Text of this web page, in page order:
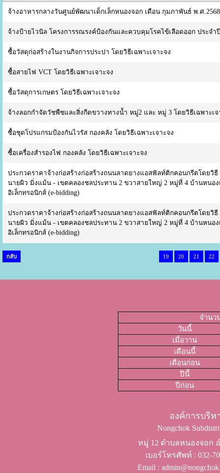
จ้างอาหารกลางวันศูนย์พัฒนาเด็กเล็กหนองจอก เดือน กุมภาพันธ์ พ.ศ.2568
จ้างป้ายไวนิล โครงการรณรงค์ป้องกันและควบคุมโรคไข้เลือดออก ประจำ
ซื้อวัสดุก่อสร้างในงานกิจการประปา โดยวิธีเฉพาะเจาะจง
ซื้อสายไฟ VCT โดยวิธีเฉพาะเจาะจง
ซื้อวัสดุการเกษตร โดยวิธีเฉพาะเจาะจง
จ้างลอกกำจัดวัชพืชและสิ่งกีดขวางทางน้ำ หมู่2 และ หมู่ 3 โดยวิธีเฉพาะเจ
ซื้อชุดโปรแกรมป้องกันไวรัส กองคลัง โดยวิธีเฉพาะเจาะจง
ซื้อเครื่องสำรองไฟ กองคลัง โดยวิธีเฉพาะเจาะจง
ประกวดราคาจ้างก่อสร้างก่อสร้างถนนลาดยางแอสฟัลท์ติกคอนกรีตโดยวิธี
นายผิว มิ่งแม้น - เขตคลองชลประทาน 2 ขวาสายใหญ่ 2 หมู่ที่ 4 บ้านหนอ
อิเล็กทรอนิกส์ (e-bidding)
ประกวดราคาจ้างก่อสร้างก่อสร้างถนนลาดยางแอสฟัลท์ติกคอนกรีตโดยวิธี
นายผิว มิ่งแม้น - เขตคลองชลประทาน 2 ขวาสายใหญ่ 2 หมู่ที่ 4 บ้านหนอ
อิเล็กทรอนิกส์ (e-bidding)
กลับ 19 20 21 22
จำนว
วันนี้
เมื่อวาน
เดือนนี้
เดือนก่อน
ปีนี้
ปีก่อน
องค์การบริ
Nongchok
หมู่ 12 ตำบลหนองจอก
เบอร์โทรศัพท์ ​: 032-
Email :